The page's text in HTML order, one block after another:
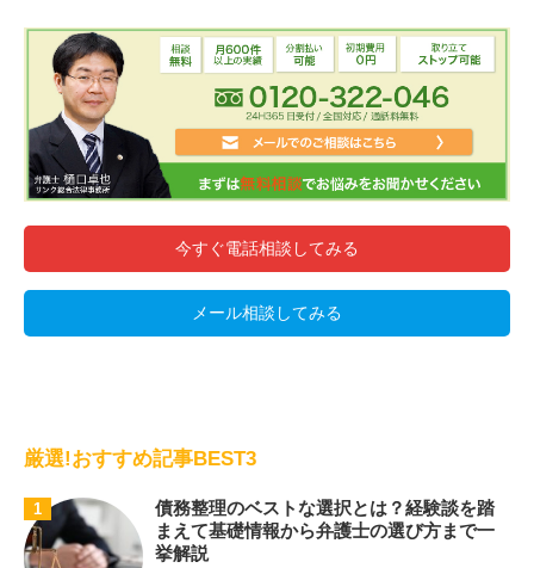
今すぐ電話相談してみる
メール相談してみる
厳選!おすすめ記事BEST3
1
債務整理のベストな選択とは？経験談を踏
まえて基礎情報から弁護士の選び方まで一
挙解説